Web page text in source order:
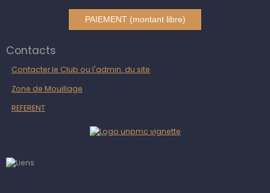
PAIEMENT (montant libre)
Contacts
Contacter le Club ou l'admin. du site
Zone de Mouillage
REFERENT